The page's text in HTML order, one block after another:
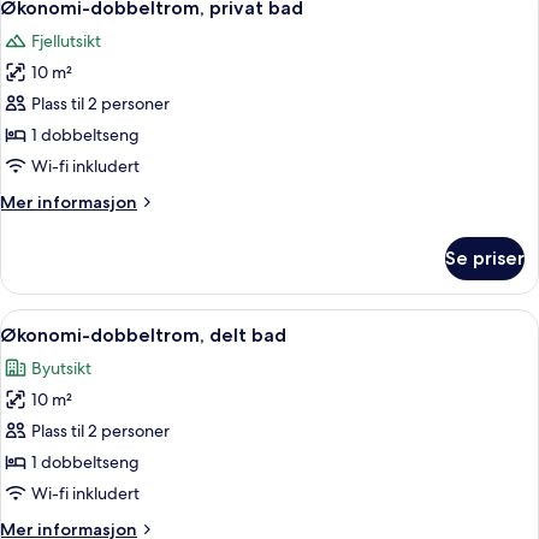
alle
bildene
av
Økonomi-
dobbeltrom,
privat
Økonomi-dobbeltrom, privat bad
Fjellutsikt
10 m²
Plass til 2 personer
1 dobbeltseng
Wi-fi inkludert
Mer informasjon
Mer
dobbeltrom,
privat
bad
Se priser
Åpne
alle
bildene
av
Økonomi-
dobbeltrom,
delt
4
Økonomi-dobbeltrom, delt bad
Byutsikt
10 m²
Plass til 2 personer
1 dobbeltseng
Wi-fi inkludert
Mer informasjon
Mer